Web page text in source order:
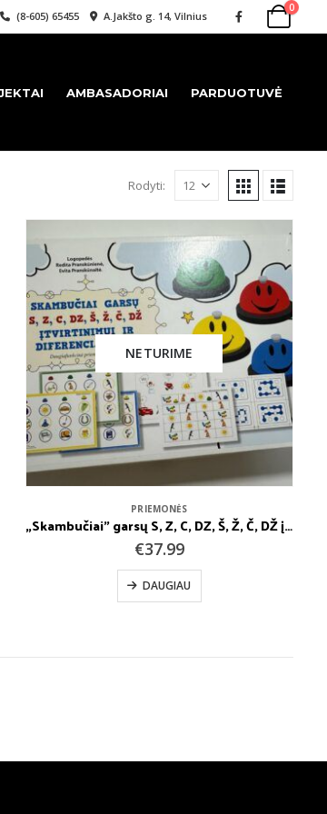
(8-605) 65455 A.Jakšto g. 14, Vilnius
0
AMBASADORIAI PARDUOTUVĖ
Rodyti:
NETURIME
PRIEMONĖS
„Skambučiai” garsų S, Z, C, DZ, Š, Ž, Č, DŽ įtvirtinimui ir diferencijavimui
€37.99
DAUGIAU